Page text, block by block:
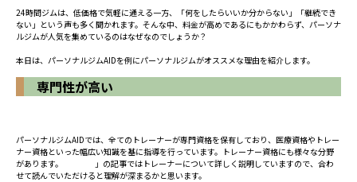
24時間ジムは、低価格で気軽に通える一方、「何をしたらいいか分からない」「継続でき
ない」という声も多く聞かれます。そんな中、料金が高めであるにもかかわらず、パーソナ
ルジムが人気を集めているのはなぜなのでしょうか？
本日は、パーソナルジムAIDを例にパーソナルジムがオススメな理由を紹介します。
専門性が高い
パーソナルジムAIDでは、全てのトレーナーが専門資格を保有しており、医療資格やトレー
ナー資格といった幅広い知識を基に指導を行っています。トレーナー資格にも様々な分野
があります。
」の記事ではトレーナーについて詳しく説明していますので、合わ
せて読んでいただけると理解が深まるかと思います。